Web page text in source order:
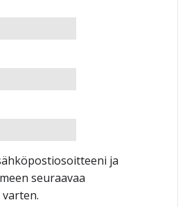
ja
seuraavaa